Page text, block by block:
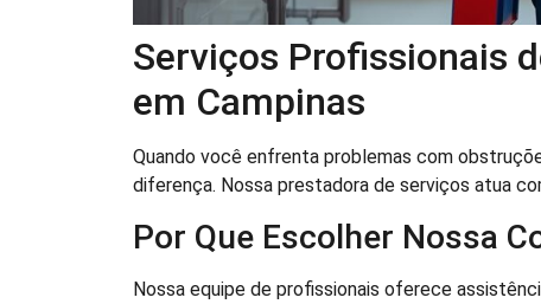
Serviços Profissionais
em Campinas
Quando você enfrenta problemas com
diferença. Nossa prestadora de serviços atua
Por Que Escolher Nossa
Nossa equipe de profissionais oferece